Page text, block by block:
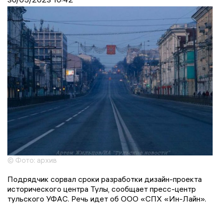
© Фото: архив
Подрядчик сорвал сроки разработки дизайн-проекта
исторического центра Тулы, сообщает пресс-центр
тульского УФАС. Речь идет об ООО «СПХ «Ин-Лайн».